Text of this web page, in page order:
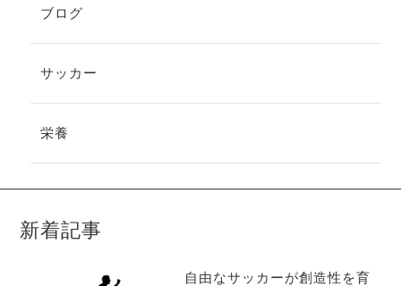
ブログ
サッカー
栄養
新着記事
自由なサッカーが創造性を育